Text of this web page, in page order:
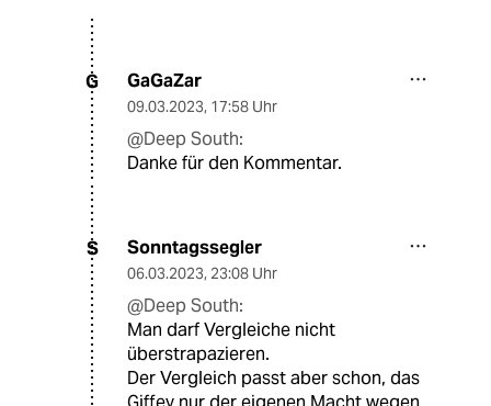
G GaGaZar
09.03.2023, 17:58 Uhr
@Deep South:
Danke für den Kommentar.
S Sonntagssegler
06.03.2023, 23:08 Uhr
@Deep South:
Man darf Vergleiche nicht
überstrapazieren.
Der Vergleich passt aber schon, das